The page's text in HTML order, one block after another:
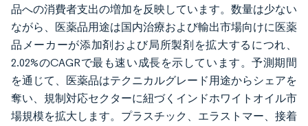
品への消費者支出の増加を反映しています。数量は少ない
ながら、医薬品用途は国内治療および輸出市場向けに医薬
品メーカーが添加剤および局所製剤を拡大するにつれ、
2.02%のCAGRで最も速い成長を示しています。予測期間
を通じて、医薬品はテクニカルグレード用途からシェアを
奪い、規制対応セクターに紐づくインドホワイトオイル市
場規模を拡大します。プラスチック、エラストマー、接着